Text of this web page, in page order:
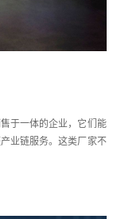
于一体的企业，它们能
业链服务。这类厂家不